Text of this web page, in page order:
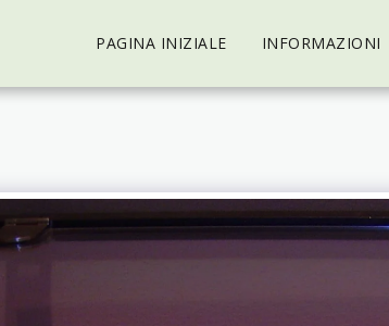
PAGINA INIZIALE INFORMAZIONI